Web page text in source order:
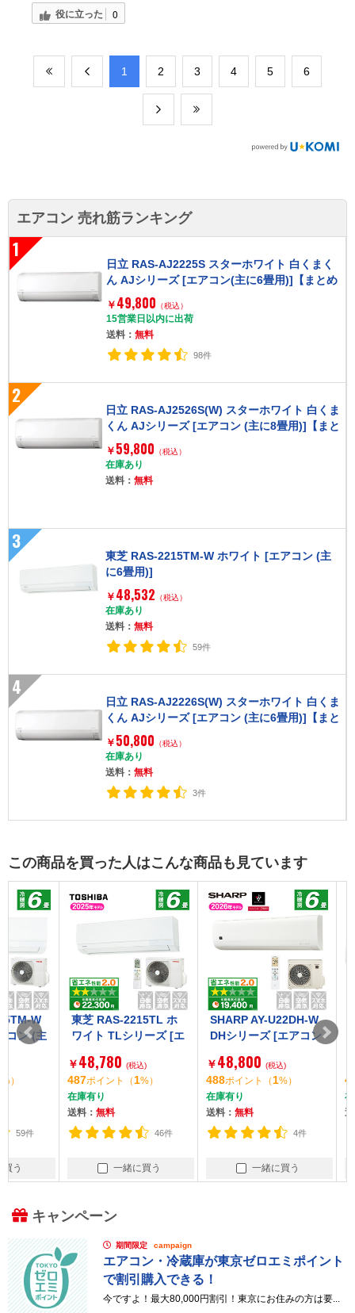
役に立った 0
​1 ​2 ​3 ​4 ​5 ​6
エアコン 売れ筋ランキング
1
日立 RAS-AJ2225S スターホワイト 白くまく
ん AJシリーズ [エアコン(主に6畳用)]【まとめ
買い対象B】
￥ 49,800 （税込）
15営業日以内に出荷
送料：無料
98件
2
日立 RAS-AJ2526S(W) スターホワイト 白くま
くん AJシリーズ [エアコン (主に8畳用)]【まと
め買い対象B】
￥ 59,800 （税込）
在庫あり
送料：無料
3
東芝 RAS-2215TM-W ホワイト [エアコン (主
に6畳用)]
￥ 48,532 （税込）
在庫あり
送料：無料
59件
4
日立 RAS-AJ2226S(W) スターホワイト 白くま
くん AJシリーズ [エアコン (主に6畳用)]【まと
め買い対象B】
￥ 50,800 （税込）
在庫あり
送料：無料
3件
この商品を買った人はこんな商品も見ています
東芝 RAS-2215TL ホ
ワイト TLシリーズ [エ
【まとめ買い対象B】
48,780 (税込)
ポイント（1%）
46件
一緒に買う
SHARP AY-U22DH-W
DHシリーズ [エアコン
48,800 (税込)
ポイント（1%）
4件
一緒に買う
東芝 RAS-
シリーズ [
ポイント
キャンペーン
期間限定 campaign
エアコン・冷蔵庫が東京ゼロエミポイント
で割引購入できる！
今ですよ！最大80,000円割引！東京にお住みの方は要...